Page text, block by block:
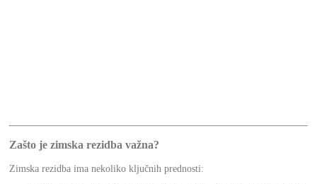
Zašto je zimska rezidba važna?
Zimska rezidba ima nekoliko ključnih prednosti: